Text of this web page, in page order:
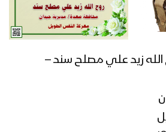
الله زيد علي مصلح سند –